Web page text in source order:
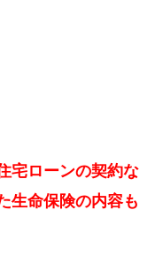
宅ローンの契約な
生命保険の内容も